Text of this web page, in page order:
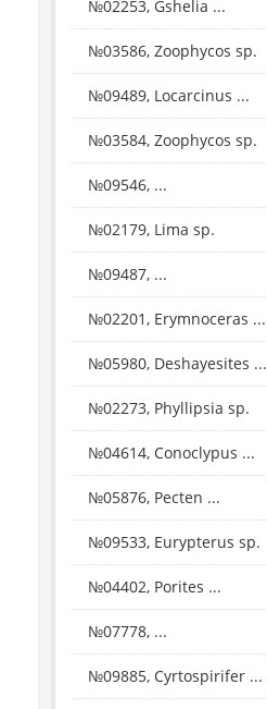
№02253, Gshelia ...
№03586, Zoophycos sp.
№09489, Locarcinus ...
№03584, Zoophycos sp.
№09546, ...
№02179, Lima sp.
№09487, ...
№02201, Erymnoceras ...
№05980, Deshayesites ...
№02273, Phyllipsia sp.
№04614, Conoclypus ...
№05876, Pecten ...
№09533, Eurypterus sp.
№04402, Porites ...
№07778, ...
№09885, Cyrtospirifer ...